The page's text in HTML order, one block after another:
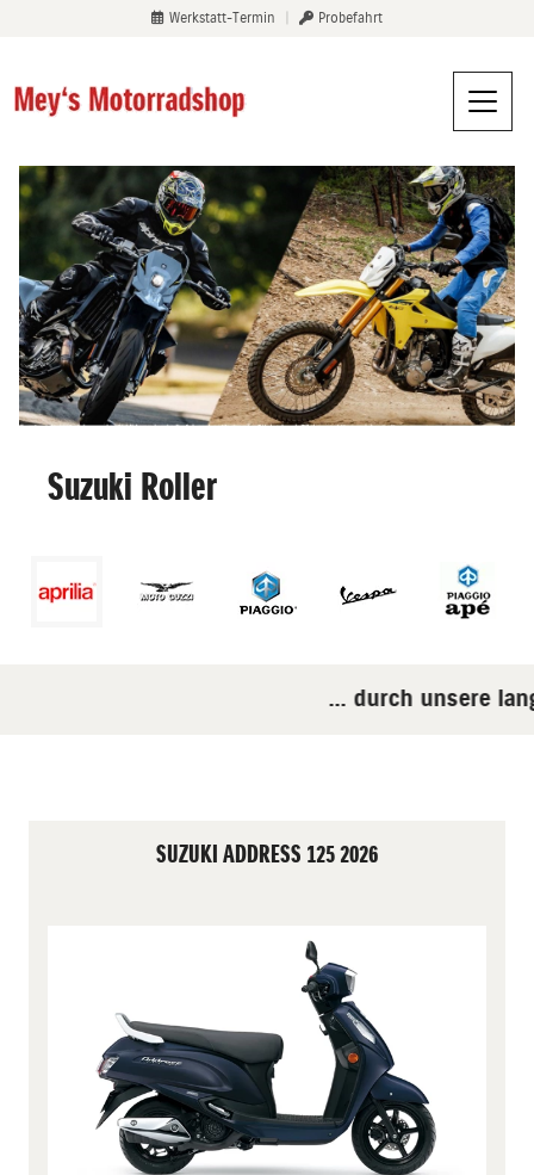
Werkstatt-Termin Probefahrt
Suzuki Roller
... durch unsere
SUZUKI ADDRESS 125 2026